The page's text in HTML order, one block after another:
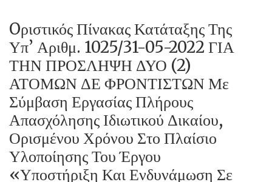
Oριστικός Πίνακας Κατάταξης Της
Υπ’ Αριθμ. 1025/31-05-2022 ΓΙΑ
ΤΗΝ ΠΡΟΣΛΗΨΗ ΔΥΟ (2)
ΑΤΟΜΩΝ ΔΕ ΦΡΟΝΤΙΣΤΩΝ Με
Σύμβαση Εργασίας Πλήρους
Απασχόλησης Ιδιωτικού Δικαίου,
Ορισμένου Χρόνου Στο Πλαίσιο
Υλοποίησης Του Έργου
«Υποστήριξη Και Ενδυνάμωση Σε